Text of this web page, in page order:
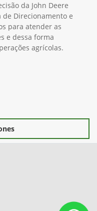
da John Deere
Direcionamento e
para atender as
e dessa forma
agrícolas.